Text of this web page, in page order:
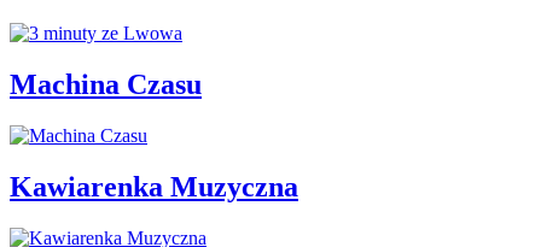
Machina Czasu
Kawiarenka Muzyczna